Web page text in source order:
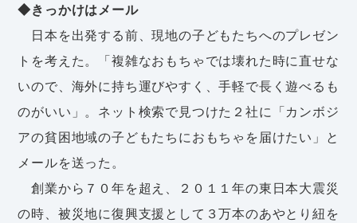
◆きっかけはメール
日本を出発する前、現地の子どもたちへのプレゼン
トを考えた。「複雑なおもちゃでは壊れた時に直せな
いので、海外に持ち運びやすく、手軽で長く遊べるも
のがいい」。ネット検索で見つけた２社に「カンボジ
アの貧困地域の子どもたちにおもちゃを届けたい」と
メールを送った。
創業から７０年を超え、２０１１年の東日本大震災
の時、被災地に復興支援として３万本のあやとり紐を